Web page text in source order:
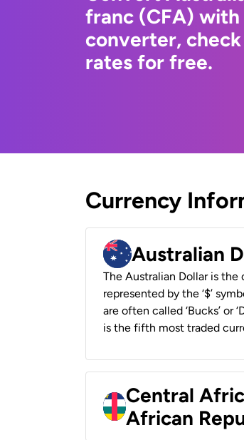
franc (CFA)
converter,
rates for free.
Currency
Australian
The Australian Dollar is
represented by the ‘$’
are often called ‘Bucks’ or
is the fifth most traded
Central
African